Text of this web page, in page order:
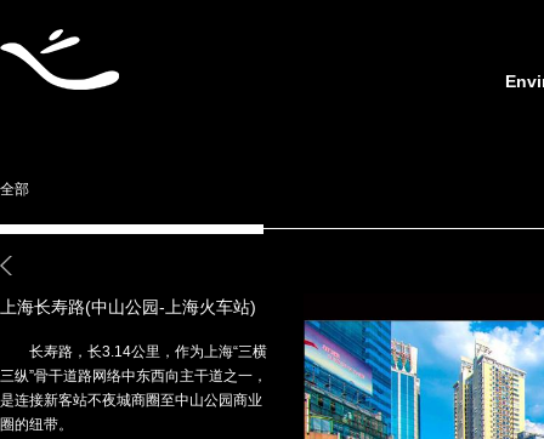
全部
上海长寿路(中山公园-上海火车站)
长寿路，长3.14公里，作为上海“三横
三纵”骨干道路网络中东西向主干道之一，
是连接新客站不夜城商圈至中山公园商业
圈的纽带。